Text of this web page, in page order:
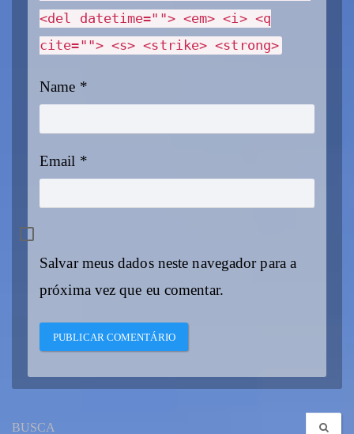
<del datetime=""> <em> <i> <q
cite=""> <s> <strike> <strong>
Name *
Email *
Salvar meus dados neste navegador para a
próxima vez que eu comentar.